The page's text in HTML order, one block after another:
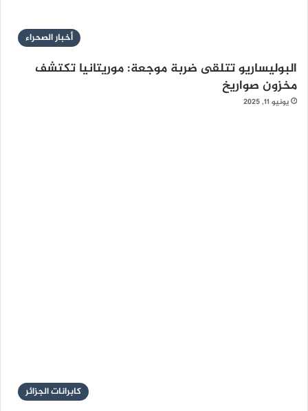
أخبار الصحراء
البوليساريو تتلقى ضربة موجعة: موريتانيا تكتشف
مخزون صواريخ
يونيو 11, 2025
كابرانات الجزائر